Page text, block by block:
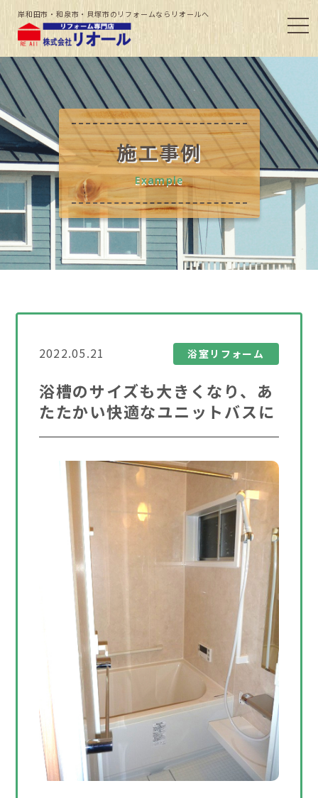
岸和田市・和泉市・貝塚市のリフォームならリオールへ
施工事例
Example
2022.05.21 浴室リフォーム
浴槽のサイズも大きくなり、あ
たたかい快適なユニットバスに